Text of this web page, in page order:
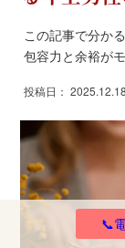
この記事で分か
包容力と余裕が
投稿日： 2025.12.18
📞